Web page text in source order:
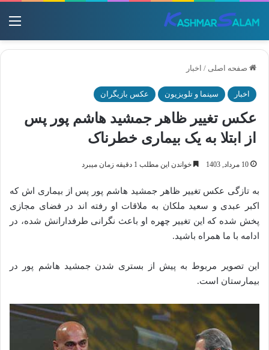
صفحه اصلی / اخبار
اخبار سینما و تلویزیون عکس بازیگران
عکس تغییر ظاهر جمشید هاشم پور پس
از ابتلا به یک بیماری خطرناک
10 مرداد, 1403 خواندن این مطلب 1 دقیقه زمان میبرد
به تازگی عکس تغییر ظاهر جمشید هاشم پور پس از بیماری اش که
اکبر عبدی و سعید ملکان به ملاقات او رفته اند در فضای مجازی
پخش شده که این تغییر چهره او باعث نگرانی طرفدارانش شده، در
ادامه با ما همراه باشید.
این تصویر مربوط به پیش از بستری شدن جمشید هاشم پور در
بیمارستان است.